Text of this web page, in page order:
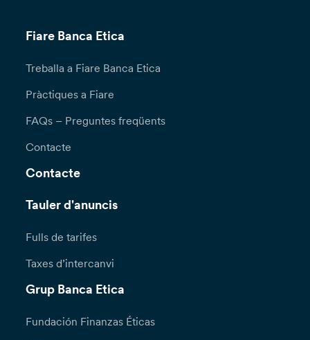
Fiare Banca Etica
Treballa a Fiare Banca Etica
Pràctiques a Fiare
FAQs – Preguntes freqüents
Contacte
Contacte
Tauler d'anuncis
Fulls de tarifes
Taxes d’intercanvi
Grup Banca Etica
Fundación Finanzas Éticas